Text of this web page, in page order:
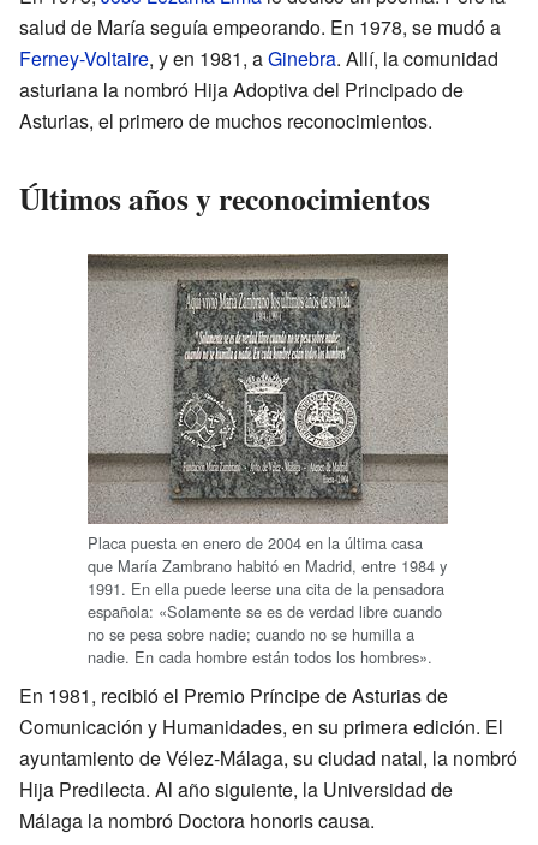
salud de María seguía empeorando. En 1978, se mudó a
Ferney-Voltaire, y en 1981, aGinebra. Allí, la comunidad
asturiana la nombró Hija Adoptiva del Principado de
Asturias, el primero de muchos reconocimientos.
Últimos años y reconocimientos
Placa puesta en enero de 2004 en la última casa
que María Zambrano habitó en Madrid, entre 1984 y
1991. En ella puede leerse una cita de la pensadora
española: «Solamente se es de verdad libre cuando
no se pesa sobre nadie; cuando no se humilla a
nadie. En cada hombre están todos los hombres».
En 1981, recibió el Premio Príncipe de Asturias de
Comunicación y Humanidades, en su primera edición. El
ayuntamiento de Vélez-Málaga, su ciudad natal, la nombró
Hija Predilecta. Al año siguiente, la Universidad de
Málaga la nombró Doctora honoris causa.